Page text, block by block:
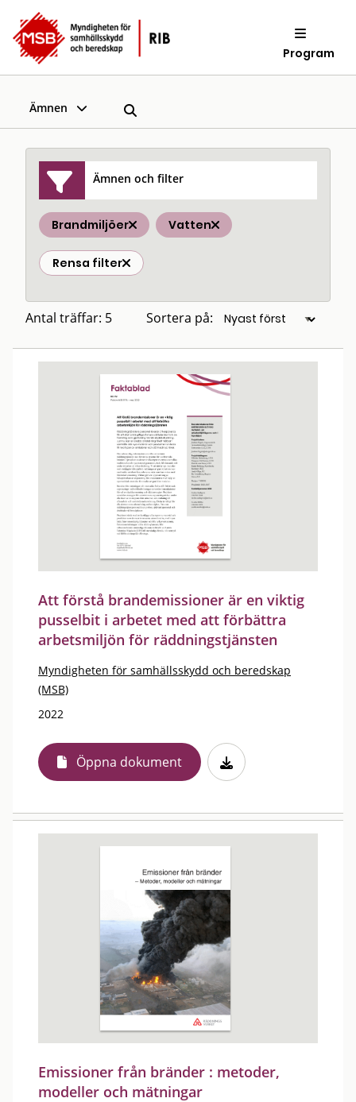
Program
Ämnen
Ämnen och filter
Brandmiljöer Vatten
Rensa filter
Antal träffar: 5 Sortera på:
Att förstå brandemissioner är en viktig
pusselbit i arbetet med att förbättra
arbetsmiljön för räddningstjänsten
Myndigheten för samhällsskydd och beredskap
(MSB)
2022
Öppna dokument
Emissioner från bränder : metoder,
modeller och mätningar